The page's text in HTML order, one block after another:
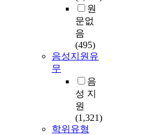
원
문없
음
(495)
음성지원유
무
음
성 지
원
(1,321)
학위유형